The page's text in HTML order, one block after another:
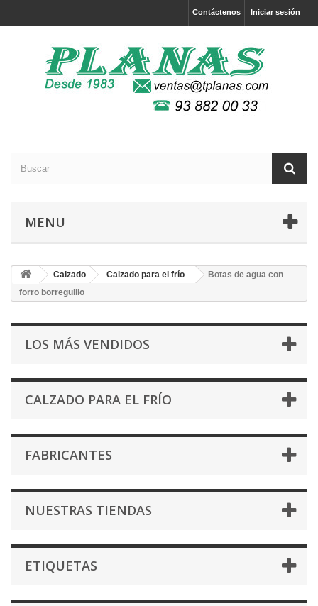
Iniciar sesión
Contáctenos
MENU
Calzado Calzado para el frío
Botas de agua con
forro borreguillo
LOS MÁS VENDIDOS
CALZADO PARA EL FRÍO
FABRICANTES
NUESTRAS TIENDAS
ETIQUETAS